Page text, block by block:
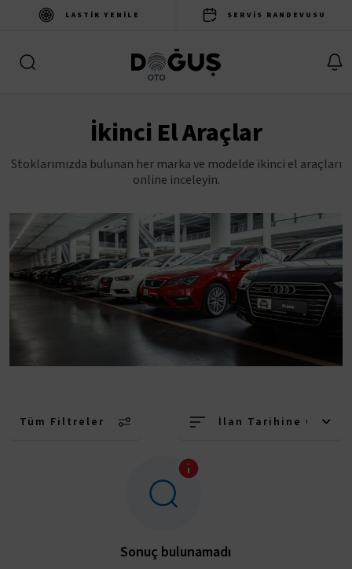
LASTIK YENILE SERVIS RANDEVUSU
İkinci El Araçlar
Stoklarımızda bulunan her marka ve modelde ikinci el araçları
online inceleyin.
Tüm Filtreler İlan Tarihine Göre
Sonuç bulunamadı